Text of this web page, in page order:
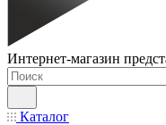
Интернет-магазин
Каталог